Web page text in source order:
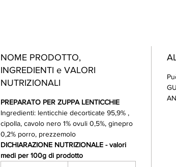
NOME PRODOTTO,
INGREDIENTI e VALORI
NUTRIZIONALI
PREPARATO PER ZUPPA LENTICCHIE
Ingredienti: lenticchie decorticate 95,9% ,
cipolla, cavolo nero 1% ovuli 0,5%, ginepro
0,2% porro, prezzemolo
DICHIARAZIONE NUTRIZIONALE - valori
medi per 100g di prodotto